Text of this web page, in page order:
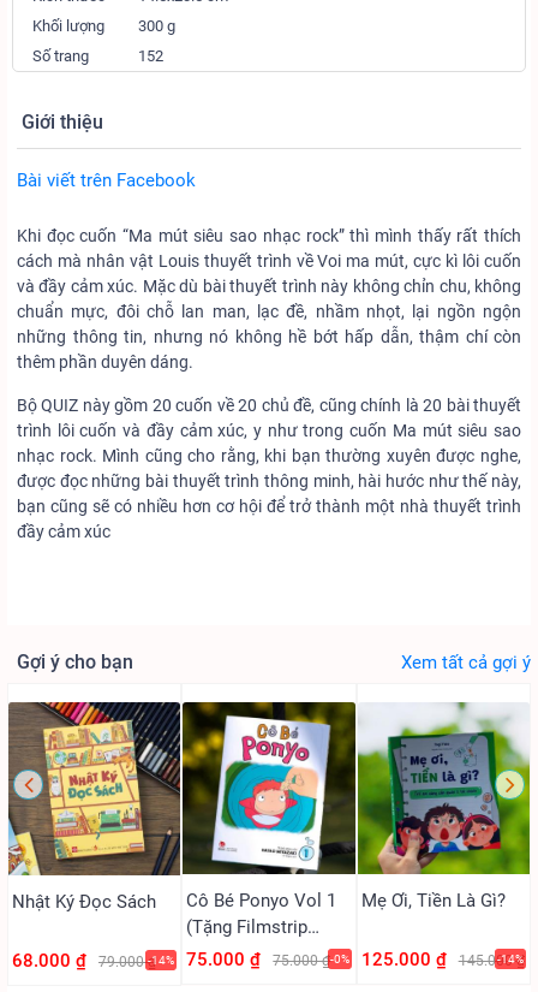
Khối lượng
300 g
Số trang
152
Giới thiệu
Bài viết trên Facebook
Khi đọc cuốn “Ma mút siêu sao nhạc rock” thì mình thấy rất thích
cách mà nhân vật Louis thuyết trình về Voi ma mút, cực kì lôi cuốn
và đầy cảm xúc. Mặc dù bài thuyết trình này không chỉn chu, không
chuẩn mực, đôi chỗ lan man, lạc đề, nhầm nhọt, lại ngồn ngộn
những thông tin, nhưng nó không hề bớt hấp dẫn, thậm chí còn
thêm phần duyên dáng.
Bộ QUIZ này gồm 20 cuốn về 20 chủ đề, cũng chính là 20 bài thuyết
trình lôi cuốn và đầy cảm xúc, y như trong cuốn Ma mút siêu sao
nhạc rock. Mình cũng cho rằng, khi bạn thường xuyên được nghe,
được đọc những bài thuyết trình thông minh, hài hước như thế này,
bạn cũng sẽ có nhiều hơn cơ hội để trở thành một nhà thuyết trình
đầy cảm xúc
Gợi ý cho bạn Xem tất cả gợi ý
Nhật Ký Đọc Sách
68.000 ₫ 79.000 ₫-14%
Cô Bé Ponyo Vol 1
(Tặng Filmstrip
PVC)
75.000 ₫ 75.000 ₫-0%
Mẹ Ơi, Tiền Là Gì?
125.000 ₫ 145.000 ₫
-14%